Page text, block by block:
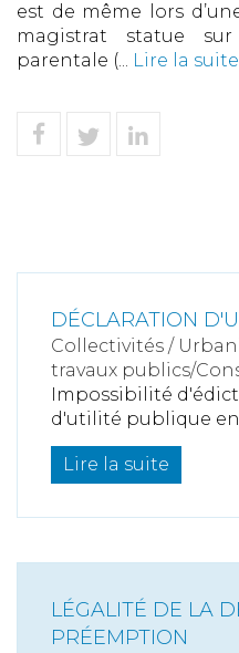
est de même lors
magistrat statue sur
parentale (... Lire la suite
DÉCLARATION
Collectivités /
travaux publics/
Impossibilité
d'utilité publique en
Lire la suite
LÉGALITÉ DE LA
PRÉEMPTION